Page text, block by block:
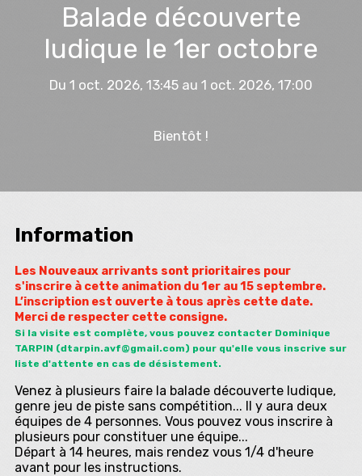
Balade découverte
ludique le 1er octobre
Du 1 oct. 2026, 13:45 au 1 oct. 2026, 17:00
Bientôt !
Information
Les Nouveaux arrivants sont prioritaires pour
s'inscrire à cette animation du 1er au 15 septembre.
L’inscription est ouverte à tous après cette date.
Merci de respecter cette consigne.
Si la visite est complète, vous pouvez contacter Dominique
TARPIN (dtarpin.avf@gmail.com) pour qu'elle vous inscrive sur
liste d'attente en cas de désistement.
Venez à plusieurs faire la balade découverte ludique,
genre jeu de piste sans compétition... Il y aura deux
équipes de 4 personnes. Vous pouvez vous inscrire à
plusieurs pour constituer une équipe...
Départ à 14 heures, mais rendez vous 1/4 d'heure
avant pour les instructions.